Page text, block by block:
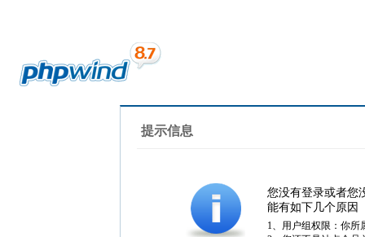
提示信息
您没有登录或者您
能有如下几个原因
1、用户组权限：你所